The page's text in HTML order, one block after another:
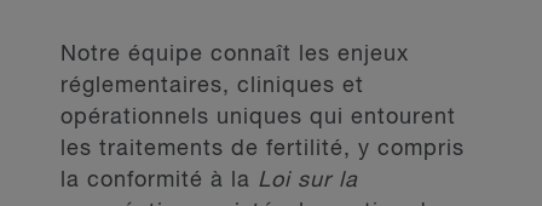
Notre équipe connaît les enjeux
réglementaires, cliniques et
opérationnels uniques qui entourent
les traitements de fertilité, y compris
la conformité à la Loi sur la